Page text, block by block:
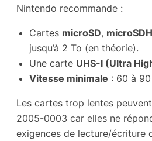
Nintendo recommande :
Cartes microSD,
jusqu’à 2 To (en théorie).
Une carte UHS-I (Ultra
Vitesse minimale : 60 à
Les cartes trop lentes
2005-0003 car elles ne
exigences de lecture/écriture